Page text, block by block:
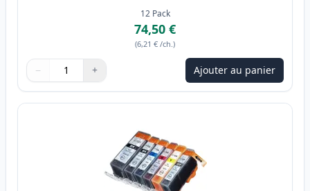
12 Pack
74,50 €
(6,21 € /ch.)
Quantité
Utilisez les boutons pour ajuster
− +
Quantité Ajouter au panier